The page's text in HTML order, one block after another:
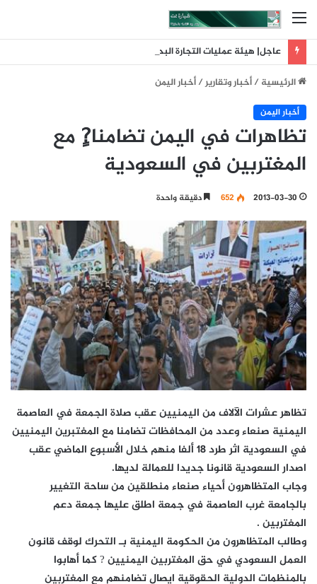
القائمة
الرئيسية/أخبار وتقارير/أخبار اليمن
أخبار اليمن
تظاهرات في اليمن تضامنا?ٍ مع
المغتربين في السعودية
2013-03-30
652 دقيقة واحدة
تظاهر عشرات الآلاف من اليمنيين عقب صلاة الجمعة في العاصمة
اليمنية صنعاء وعدد من المحافظات تضامنا مع المغتبرين اليمنيين
في السعودية اثر طرد 18 ألفا منهم خلال الأسبوع الماضي عقب
اصدار السعودية قانونا جديدا للعمالة لديها.
وجاب المتظاهرون أحياء صنعاء منطلقين من ساحة التغيير
بالجامعة غرب العاصمة في جمعة اطلق عليها جمعة دعم
المغتربين .
وطالب المتظاهرون من الحكومة اليمنية بـ التحرك لوقف قانون
العمل السعودي في حق المغتربين اليمنيين ? كما أهابوا
بالمنظمات الدولية الحقوقية ايصال تضامنهم مع المغتربين